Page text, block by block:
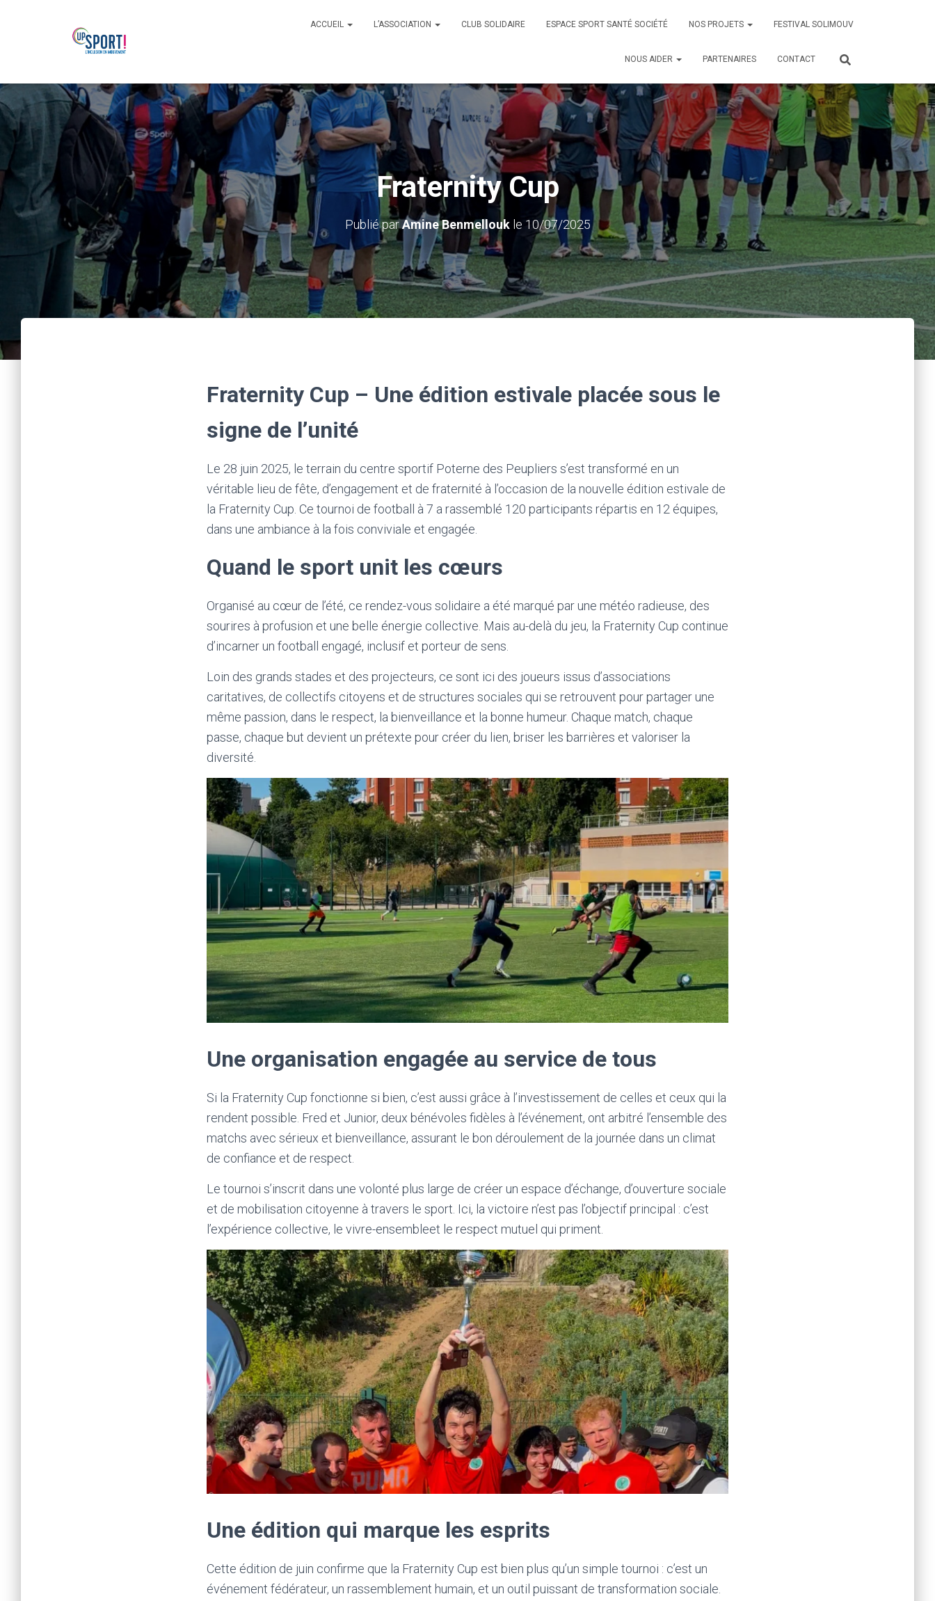
ACCUEIL L’ASSOCIATION CLUB SOLIDAIRE ESPACE SPORT SANTÉ SOCIÉTÉ NOS PROJETS FESTIVAL SOLIMOUV
NOUS AIDER PARTENAIRES CONTACT
Fraternity Cup
Publié parAmine Benmelloukle 10/07/2025
Fraternity Cup – Une édition estivale placée sous le
signe de l’unité
Le 28 juin 2025, le terrain du centre sportif Poterne des Peupliers s’est transformé en un
véritable lieu de fête, d’engagement et de fraternité à l’occasion de la nouvelle édition estivale de
la Fraternity Cup. Ce tournoi de football à 7 a rassemblé 120 participants répartis en 12 équipes,
dans une ambiance à la fois conviviale et engagée.
Quand le sport unit les cœurs
Organisé au cœur de l’été, ce rendez-vous solidaire a été marqué par une météo radieuse, des
sourires à profusion et une belle énergie collective. Mais au-delà du jeu, la Fraternity Cup continue
d’incarner un football engagé, inclusif et porteur de sens.
Loin des grands stades et des projecteurs, ce sont ici des joueurs issus d’associations
caritatives, de collectifs citoyens et de structures sociales qui se retrouvent pour partager une
même passion, dans le respect, la bienveillance et la bonne humeur. Chaque match, chaque
passe, chaque but devient un prétexte pour créer du lien, briser les barrières et valoriser la
diversité.
Une organisation engagée au service de tous
Si la Fraternity Cup fonctionne si bien, c’est aussi grâce à l’investissement de celles et ceux qui la
rendent possible. Fred et Junior, deux bénévoles fidèles à l’événement, ont arbitré l’ensemble des
matchs avec sérieux et bienveillance, assurant le bon déroulement de la journée dans un climat
de confiance et de respect.
Le tournoi s’inscrit dans une volonté plus large de créer un espace d’échange, d’ouverture sociale
et de mobilisation citoyenne à travers le sport. Ici, la victoire n’est pas l’objectif principal : c’est
l’expérience collective, le vivre-ensembleet le respect mutuel qui priment.
Une édition qui marque les esprits
Cette édition de juin confirme que la Fraternity Cup est bien plus qu’un simple tournoi : c’est un
événement fédérateur, un rassemblement humain, et un outil puissant de transformation sociale.